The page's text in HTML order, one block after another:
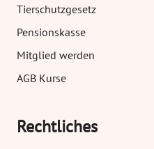
Tierschutzgesetz
Pensionskasse
Mitglied werden
AGB Kurse
Rechtliches